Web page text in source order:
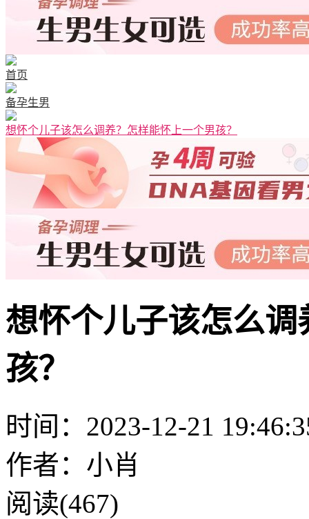
首页
备孕生男
想怀个儿子该怎么调养？怎样能怀上一个男孩？
想怀个儿子该怎么
孩？
时间：2023-12-21
作者：小肖
阅读(467)